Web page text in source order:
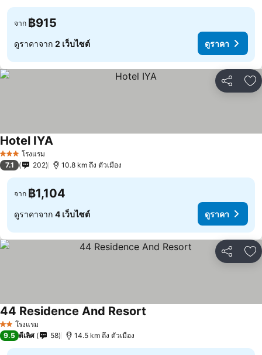
จาก ฿915
ดูราคาจาก 2 เว็บไซต์ ดูราคา
แชร์ เ
3 ดาว โรงแรม
Hotel IYAดูราคา
7.1 202 10.8 km ถึง ตัวเมือง
จาก ฿1,104
ดูราคาจาก 4 เว็บไซต์ ดูราคา
แชร์ เ
2 ดาวโรงแรม
44 Residence And Resort
9.5 ดีเลิศ 58 14.5 km ถึง ตัวเมือง